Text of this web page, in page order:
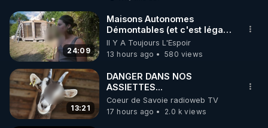
🌱 INSTAGRAM
https://www.instagram.com/rdlr_thierrycasasnovas/
http://rgnr.li/instagram
🌱 LA NEWSLETTER
Pour ne pas rater l’actualité RGNR (stages,
24:09
Maisons Autonomes
Démontables (et c'est légal).
Visite éco village en
Bretagne
Il Y A Toujours L'Espoir
13 hours ago
580 views
13:21
DANGER DANS NOS
ASSIETTES...
Coeur de Savoie radioweb TV
17 hours ago
2.0 k views